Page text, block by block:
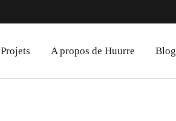
Projets A propos de Huurre Blog